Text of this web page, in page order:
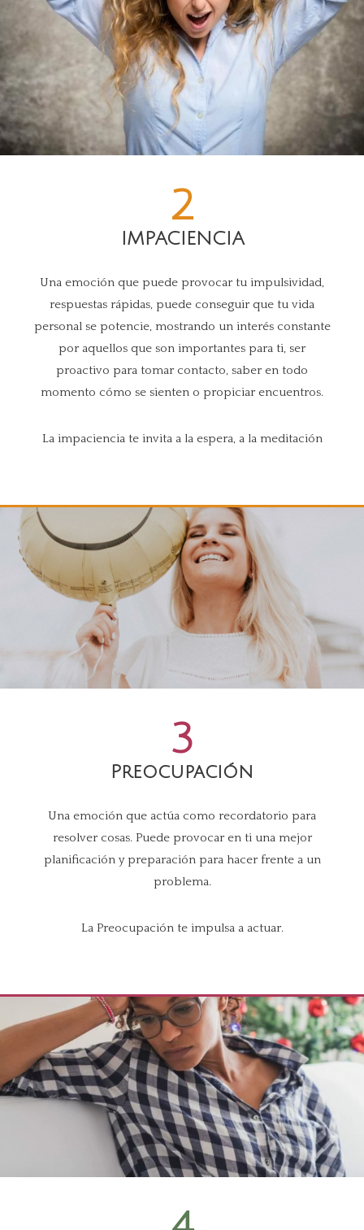
2
IMPACIENCIA
Una emoción que puede provocar tu impulsividad,
respuestas rápidas, puede conseguir que tu vida
personal se potencie, mostrando un interés constante
por aquellos que son importantes para ti, ser
proactivo para tomar contacto, saber en todo
momento cómo se sienten o propiciar encuentros.
La impaciencia te invita a la espera, a la meditación
3
Preocupación
Una emoción que actúa como recordatorio para
resolver cosas. Puede provocar en ti una mejor
planificación y preparación para hacer frente a un
problema.
La Preocupación te impulsa a actuar.